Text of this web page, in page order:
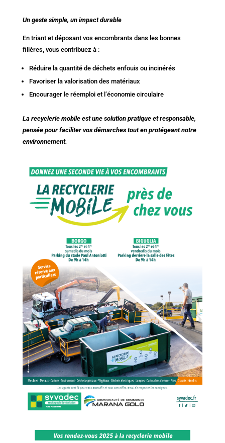
Un geste simple, un impact durable
En triant et déposant vos encombrants dans les bonnes
filières, vous contribuez à :
Réduire la quantité de déchets enfouis ou incinérés
Favoriser la valorisation des matériaux
Encourager le réemploi et l’économie circulaire
La recyclerie mobile est une solution pratique et responsable,
pensée pour faciliter vos démarches tout en protégeant notre
environnement.